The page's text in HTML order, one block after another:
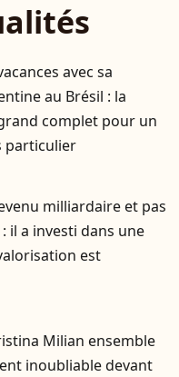
avec sa
au Brésil : la
complet pour un
particulier
milliardaire et pas
il a investi dans une
est
Milian ensemble
inoubliable devant